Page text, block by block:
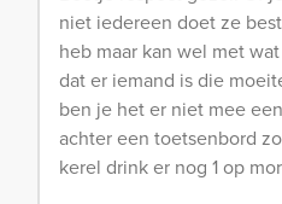
niet iedereen doet ze
heb maar kan wel met
dat er iemand is die
ben je het er niet mee
achter een toetsenbord
kerel drink er nog 1 op